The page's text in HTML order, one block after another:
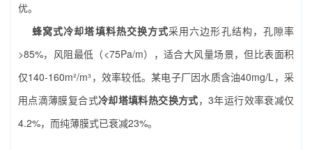
优。
蜂窝式冷却塔填料热交换方式采用六边形孔结构，孔隙率
>85%，风阻最低（<75Pa/m），适合大风量场景，但比表面积
仅140-160m²/m³，效率较低。某电子厂因水质含油40mg/L，采
用点滴薄膜复合式冷却塔填料热交换方式，3年运行效率衰减仅
4.2%，而纯薄膜式已衰减23%。